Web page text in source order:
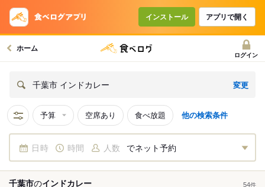
インストール アプリで開く
ホーム
ログイン
千葉市 インドカレー 変更
予算 空席あり 食べ放題 他の検索条件
日時 時間 人数 でネット予約
千葉市のインドカレー 54件